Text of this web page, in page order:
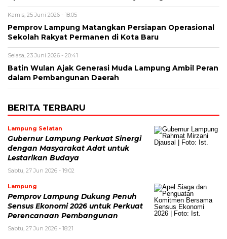
Kamis, 25 Juni 2026 - 18:05
Pemprov Lampung Matangkan Persiapan Operasional
Sekolah Rakyat Permanen di Kota Baru
Selasa, 23 Juni 2026 - 20:41
Batin Wulan Ajak Generasi Muda Lampung Ambil Peran
dalam Pembangunan Daerah
BERITA TERBARU
Lampung Selatan
Gubernur Lampung Perkuat Sinergi
dengan Masyarakat Adat untuk
Lestarikan Budaya
Sabtu, 27 Jun 2026 - 19:02
Lampung
Pemprov Lampung Dukung Penuh
Sensus Ekonomi 2026 untuk Perkuat
Perencanaan Pembangunan
Sabtu, 27 Jun 2026 - 18:21